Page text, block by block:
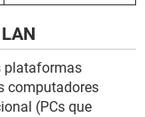
plataformas
computadores
(PCs que